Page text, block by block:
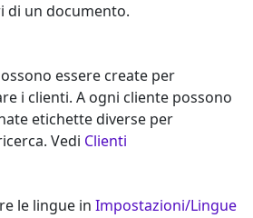
di un documento.
essere create per
i clienti. A ogni cliente possono
etichette diverse per
Vedi Clienti
le lingue in Impostazioni/Lingue